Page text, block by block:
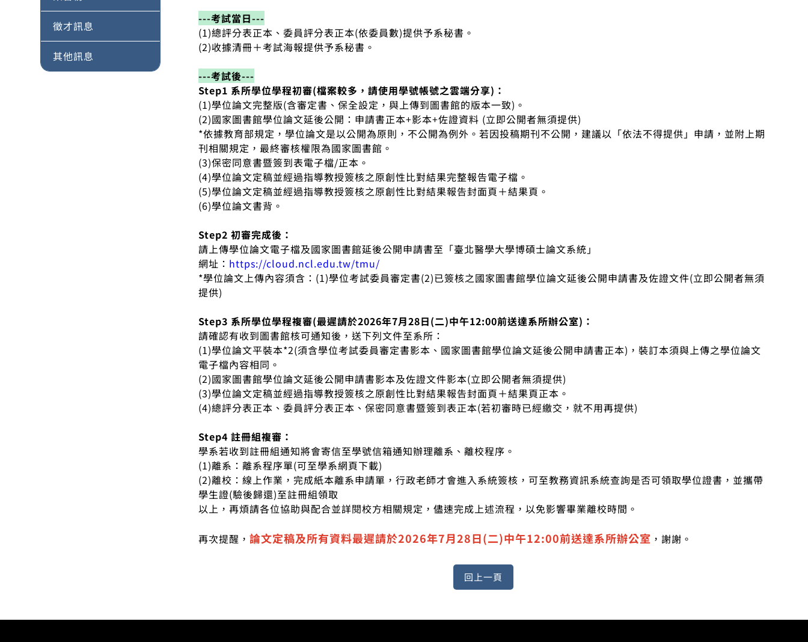
徵才訊息
其他訊息
---考試當日---
(1)總評分表正本、委員評分表正本(依委員數)提供予系秘書。
(2)收據清冊＋考試海報提供予系秘書。
---考試後---
Step1 系所學位學程初審(檔案較多，請使用學號帳號之雲端分享)：
(1)學位論文完整版(含審定書、保全設定，與上傳到圖書館的版本一致)。
(2)國家圖書館學位論文延後公開：申請書正本+影本+佐證資料 (立即公開者無須提供)
*依據教育部規定，學位論文是以公開為原則，不公開為例外。若因投稿期刊不公開，建議以「依法不得提供」申請，並附上期
刊相關規定，最終審核權限為國家圖書館。
(3)保密同意書暨簽到表電子檔/正本。
(4)學位論文定稿並經過指導教授簽核之原創性比對結果完整報告電子檔。
(5)學位論文定稿並經過指導教授簽核之原創性比對結果報告封面頁＋結果頁。
(6)學位論文書背。
Step2 初審完成後：
請上傳學位論文電子檔及國家圖書館延後公開申請書至「臺北醫學大學博碩士論文系統」
網址： https://cloud.ncl.edu.tw/tmu/
*學位論文上傳內容須含：(1)學位考試委員審定書(2)已簽核之國家圖書館學位論文延後公開申請書及佐證文件(立即公開者無須
提供)
Step3 系所學位學程複審(最遲請於2026年7月28日(二)中午12:00前送達系所辦公室)：
請確認有收到圖書館核可通知後，送下列文件至系所：
(1)學位論文平裝本*2(須含學位考試委員審定書影本、國家圖書館學位論文延後公開申請書正本)，裝訂本須與上傳之學位論文
電子檔內容相同。
(2)國家圖書館學位論文延後公開申請書影本及佐證文件影本(立即公開者無須提供)
(3)學位論文定稿並經過指導教授簽核之原創性比對結果報告封面頁＋結果頁正本。
(4)總評分表正本、委員評分表正本、保密同意書暨簽到表正本(若初審時已經繳交，就不用再提供)
Step4 註冊組複審：
學系若收到註冊組通知將會寄信至學號信箱通知辦理離系、離校程序。
(1)離系：離系程序單(可至學系網頁下載)
(2)離校：線上作業，完成紙本離系申請單，行政老師才會進入系統簽核，可至教務資訊系統查詢是否可領取學位證書，並攜帶
學生證(驗後歸還)至註冊組領取
以上，再煩請各位協助與配合並詳閱校方相關規定，儘速完成上述流程，以免影響畢業離校時間。
再次提醒，論文定稿及所有資料最遲請於2026年7月28日(二)中午12:00前送達系所辦公室 ，謝謝。